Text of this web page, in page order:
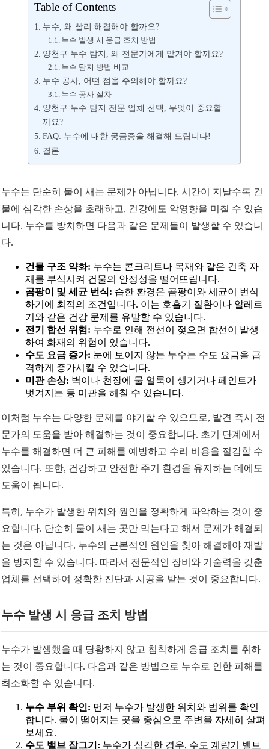
Table of Contents
누수, 왜 빨리 해결해야 할까요?
누수 발생 시 응급 조치 방법
양천구 누수 탐지, 왜 전문가에게 맡겨야 할까요?
누수 탐지 방법 비교
누수 공사, 어떤 점을 주의해야 할까요?
누수 공사 절차
양천구 누수 탐지 전문 업체 선택, 무엇이 중요할
까요?
FAQ: 누수에 대한 궁금증을 해결해 드립니다!
결론
누수는 단순히 물이 새는 문제가 아닙니다. 시간이 지날수록 건
물에 심각한 손상을 초래하고, 건강에도 악영향을 미칠 수 있습
니다. 누수를 방치하면 다음과 같은 문제들이 발생할 수 있습니
다.
건물 구조 약화: 누수는 콘크리트나 목재와 같은 건축 자
재를 부식시켜 건물의 안정성을 떨어뜨립니다.
곰팡이 및 세균 번식: 습한 환경은 곰팡이와 세균이 번식
하기에 최적의 조건입니다. 이는 호흡기 질환이나 알레르
기와 같은 건강 문제를 유발할 수 있습니다.
전기 합선 위험: 누수로 인해 전선이 젖으면 합선이 발생
하여 화재의 위험이 있습니다.
수도 요금 증가: 눈에 보이지 않는 누수는 수도 요금을 급
격하게 증가시킬 수 있습니다.
미관 손상: 벽이나 천장에 물 얼룩이 생기거나 페인트가
벗겨지는 등 미관을 해칠 수 있습니다.
이처럼 누수는 다양한 문제를 야기할 수 있으므로, 발견 즉시 전
문가의 도움을 받아 해결하는 것이 중요합니다. 초기 단계에서
누수를 해결하면 더 큰 피해를 예방하고 수리 비용을 절감할 수
있습니다. 또한, 건강하고 안전한 주거 환경을 유지하는 데에도
도움이 됩니다.
특히, 누수가 발생한 위치와 원인을 정확하게 파악하는 것이 중
요합니다. 단순히 물이 새는 곳만 막는다고 해서 문제가 해결되
는 것은 아닙니다. 누수의 근본적인 원인을 찾아 해결해야 재발
을 방지할 수 있습니다. 따라서 전문적인 장비와 기술력을 갖춘
업체를 선택하여 정확한 진단과 시공을 받는 것이 중요합니다.
누수 발생 시 응급 조치 방법
누수가 발생했을 때 당황하지 않고 침착하게 응급 조치를 취하
는 것이 중요합니다. 다음과 같은 방법으로 누수로 인한 피해를
최소화할 수 있습니다.
누수 부위 확인: 먼저 누수가 발생한 위치와 범위를 확인
합니다. 물이 떨어지는 곳을 중심으로 주변을 자세히 살펴
보세요.
수도 밸브 잠그기: 누수가 심각한 경우, 수도 계량기 밸브